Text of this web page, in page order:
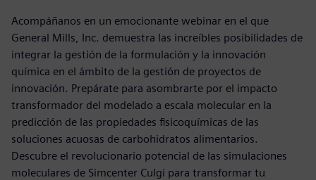
Acompáñanos en un emocionante webinar en el que
General Mills, Inc. demuestra las increíbles posibilidades de
integrar la gestión de la formulación y la innovación
química en el ámbito de la gestión de proyectos de
innovación. Prepárate para asombrarte por el impacto
transformador del modelado a escala molecular en la
predicción de las propiedades fisicoquímicas de las
soluciones acuosas de carbohidratos alimentarios.
Descubre el revolucionario potencial de las simulaciones
moleculares de Simcenter Culgi para transformar tu